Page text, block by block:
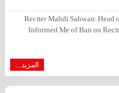
Reciter Mahdi Sahwan: Head
Informed Me of Ban on
المزيد...